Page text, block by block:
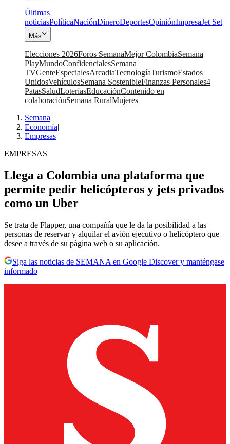
Últimas
noticiasPolíticaNaciónDineroDeportesOpiniónImpresaJet Set
Más
Elecciones 2026Foros SemanaMejor ColombiaSemana
PlayMundoConfidencialesSemana
TVGenteEspecialesArcadiaTecnologíaTurismoEstados
UnidosVehículosSemana SostenibleFinanzas Personales4
PatasSaludLoteríasEducaciónContenido en
colaboraciónSemana RuralMujeres
Semana|
Economía|
Empresas
EMPRESAS
Llega a Colombia una plataforma que
permite pedir helicópteros y jets privados
como un Uber
Se trata de Flapper, una compañía que le da la posibilidad a las
personas de reservar y alquilar el avión ejecutivo o helicóptero que
desee a través de su página web o su aplicación.
Siga las noticias de SEMANA en Google Discover y manténgase
informado